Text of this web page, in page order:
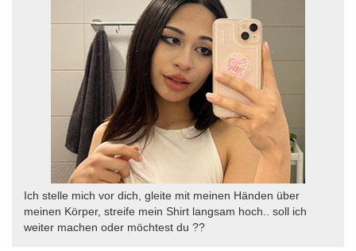
Ich stelle mich vor dich, gleite mit meinen Händen über
meinen Körper, streife mein Shirt langsam hoch.. soll ich
weiter machen oder möchtest du ??